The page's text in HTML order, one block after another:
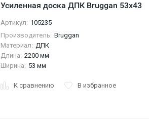
Усиленная доска ДПК Bruggan 53х43
Артикул: 105235
Производитель: Bruggan
Материал: ДПК
Длина: 2200 мм
Ширина: 53 мм
К сравнению В избранное